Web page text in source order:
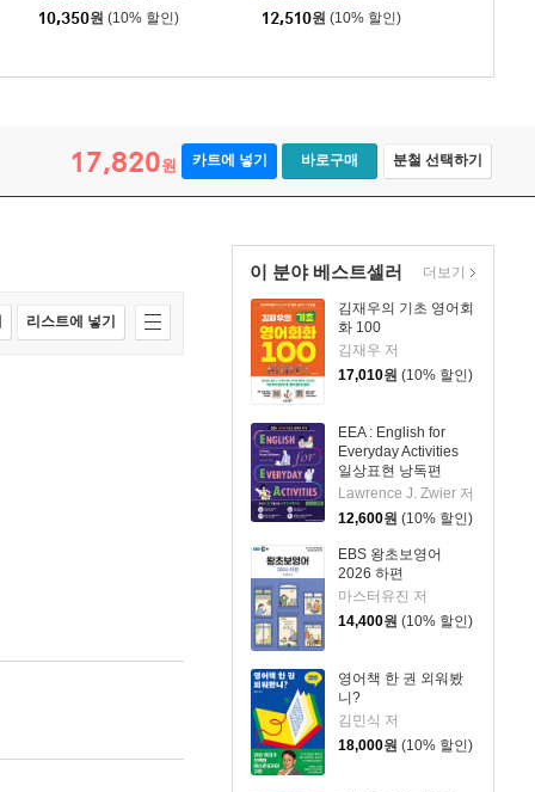
10,350원 (10% 할인)
12,510원 (10% 할인)
17,820원 카트에 넣기 바로구매 분철 선택하기
이 분야 베스트셀러
김재우의 기초 영어회
화 100
김재우 저
17,010원 (10% 할인)
EEA : English for
Everyday Activities
일상표현 낭독편
Lawrence J. Zwier 저
12,600원 (10% 할인)
EBS 왕초보영어
2026 하편
마스터유진 저
14,400원 (10% 할인)
영어책 한 권 외워봤
니?
김민식 저
18,000원 (10% 할인)
더보기
리스트에 넣기